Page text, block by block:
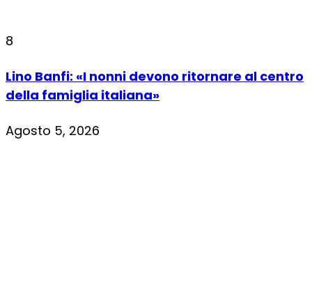
8
Lino Banfi: «I nonni devono ritornare al centro
della famiglia italiana»
Agosto 5, 2026